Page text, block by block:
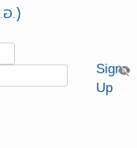
.)
visibility_off
Sign
Up